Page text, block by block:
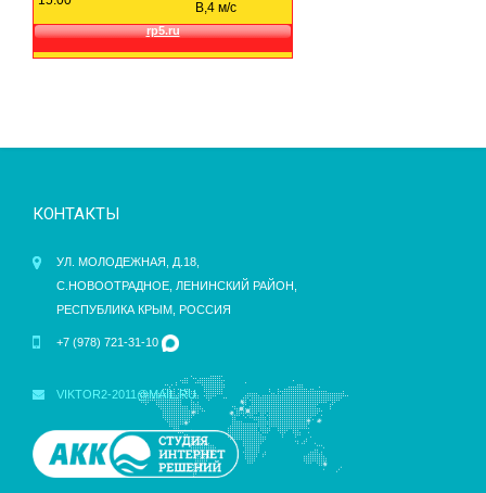
КОНТАКТЫ
УЛ. МОЛОДЕЖНАЯ, Д.18,
С.НОВООТРАДНОЕ, ЛЕНИНСКИЙ РАЙОН,
РЕСПУБЛИКА КРЫМ, РОССИЯ
+7 (978) 721-31-10
VIKTOR2-2011@MAIL.RU